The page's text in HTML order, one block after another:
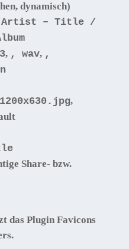
dynamisch)
Artist – Title /
, , wav, ,
,
Share- bzw.
das Plugin Favicons